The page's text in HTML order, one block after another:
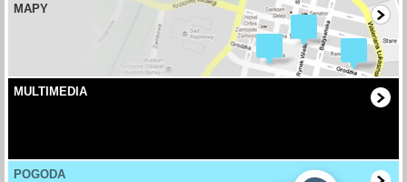
MAPY
MULTIMEDIA
POGODA